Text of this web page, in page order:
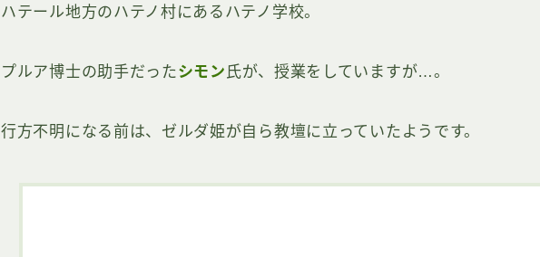
ハテール地方のハテノ村にあるハテノ学校。
プルア博士の助手だったシモン 氏が、授業をしていますが…。
行方不明になる前は、ゼルダ姫が自ら教壇に立っていたようです。